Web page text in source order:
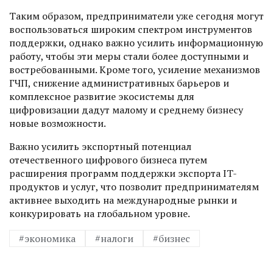
Таким образом, предприниматели уже сегодня могут
воспользоваться широким спектром инструментов
поддерж­ки, однако важно усилить информационную
работу, чтобы эти меры стали более доступными и
востребованными. Кроме того, усиление механизмов
ГЧП, снижение административных барьеров и
комплексное развитие экосистемы для
цифровизации дадут малому и среднему бизнесу
новые возможности.
Важно усилить экс­портный потенциал
отечественного цифрового бизнеса путем
расширения программ поддержки экспорта IT-
продуктов и услуг, что позволит предпринимателям
активнее выходить на меж­дународные рынки и
конкурировать на глобальном уровне.
#экономика
#налоги #бизнес